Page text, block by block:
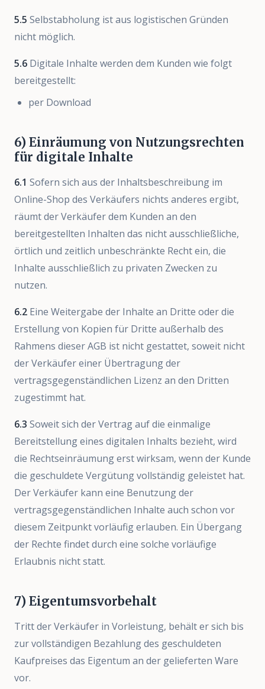
5.5 Selbstabholung ist aus logistischen Gründen
nicht möglich.
5.6 Digitale Inhalte werden dem Kunden wie folgt
bereitgestellt:
per Download
6) Einräumung von Nutzungsrechten
für digitale Inhalte
6.1 Sofern sich aus der Inhaltsbeschreibung im
Online-Shop des Verkäufers nichts anderes ergibt,
räumt der Verkäufer dem Kunden an den
bereitgestellten Inhalten das nicht ausschließliche,
örtlich und zeitlich unbeschränkte Recht ein, die
Inhalte ausschließlich zu privaten Zwecken zu
nutzen.
6.2 Eine Weitergabe der Inhalte an Dritte oder die
Erstellung von Kopien für Dritte außerhalb des
Rahmens dieser AGB ist nicht gestattet, soweit nicht
der Verkäufer einer Übertragung der
vertragsgegenständlichen Lizenz an den Dritten
zugestimmt hat.
6.3 Soweit sich der Vertrag auf die einmalige
Bereitstellung eines digitalen Inhalts bezieht, wird
die Rechtseinräumung erst wirksam, wenn der Kunde
die geschuldete Vergütung vollständig geleistet hat.
Der Verkäufer kann eine Benutzung der
vertragsgegenständlichen Inhalte auch schon vor
diesem Zeitpunkt vorläufig erlauben. Ein Übergang
der Rechte findet durch eine solche vorläufige
Erlaubnis nicht statt.
7) Eigentumsvorbehalt
Tritt der Verkäufer in Vorleistung, behält er sich bis
zur vollständigen Bezahlung des geschuldeten
Kaufpreises das Eigentum an der gelieferten Ware
vor.